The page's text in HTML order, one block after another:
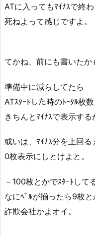
ATに入ってもﾏｲﾅｽで終
死ねよって感じですよ。
てかね、前にも書いたか
準備中に減らしてたら
ATｽﾀｰﾄした時のﾄｰﾀﾙ枚
きちんとﾏｲﾅｽで表示する
或いは、ﾏｲﾅｽ分を上回る
0枚表示にしとけよと。
－100枚とかでｽﾀｰﾄして
なにﾍﾞﾙが揃ったら9枚
詐欺会社かよオイ。